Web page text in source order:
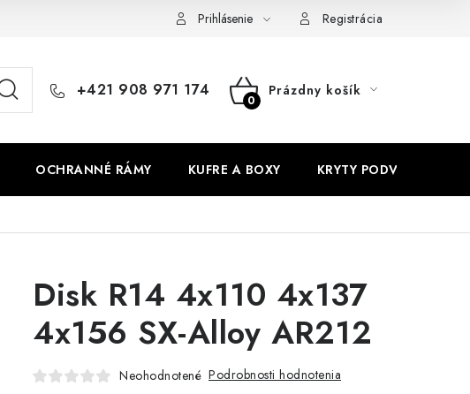
Prihlásenie Registrácia
+421 908 971 174
NÁKUPNÝ
Prázdny košík
OCHRANNÉ RÁMY KUFRE A BOXY KRYTY PODVOZKU
Disk R14 4x110 4x137
4x156 SX-Alloy AR212
Neohodnotené Podrobnosti hodnotenia